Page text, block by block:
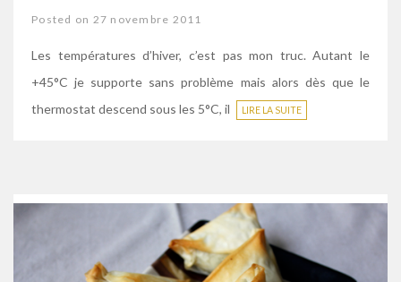
Posted on 27 novembre 2011
Les températures d’hiver, c’est pas mon truc. Autant le
+45°C je supporte sans problème mais alors dès que le
thermostat descend sous les 5°C, il
LIRE LA SUITE